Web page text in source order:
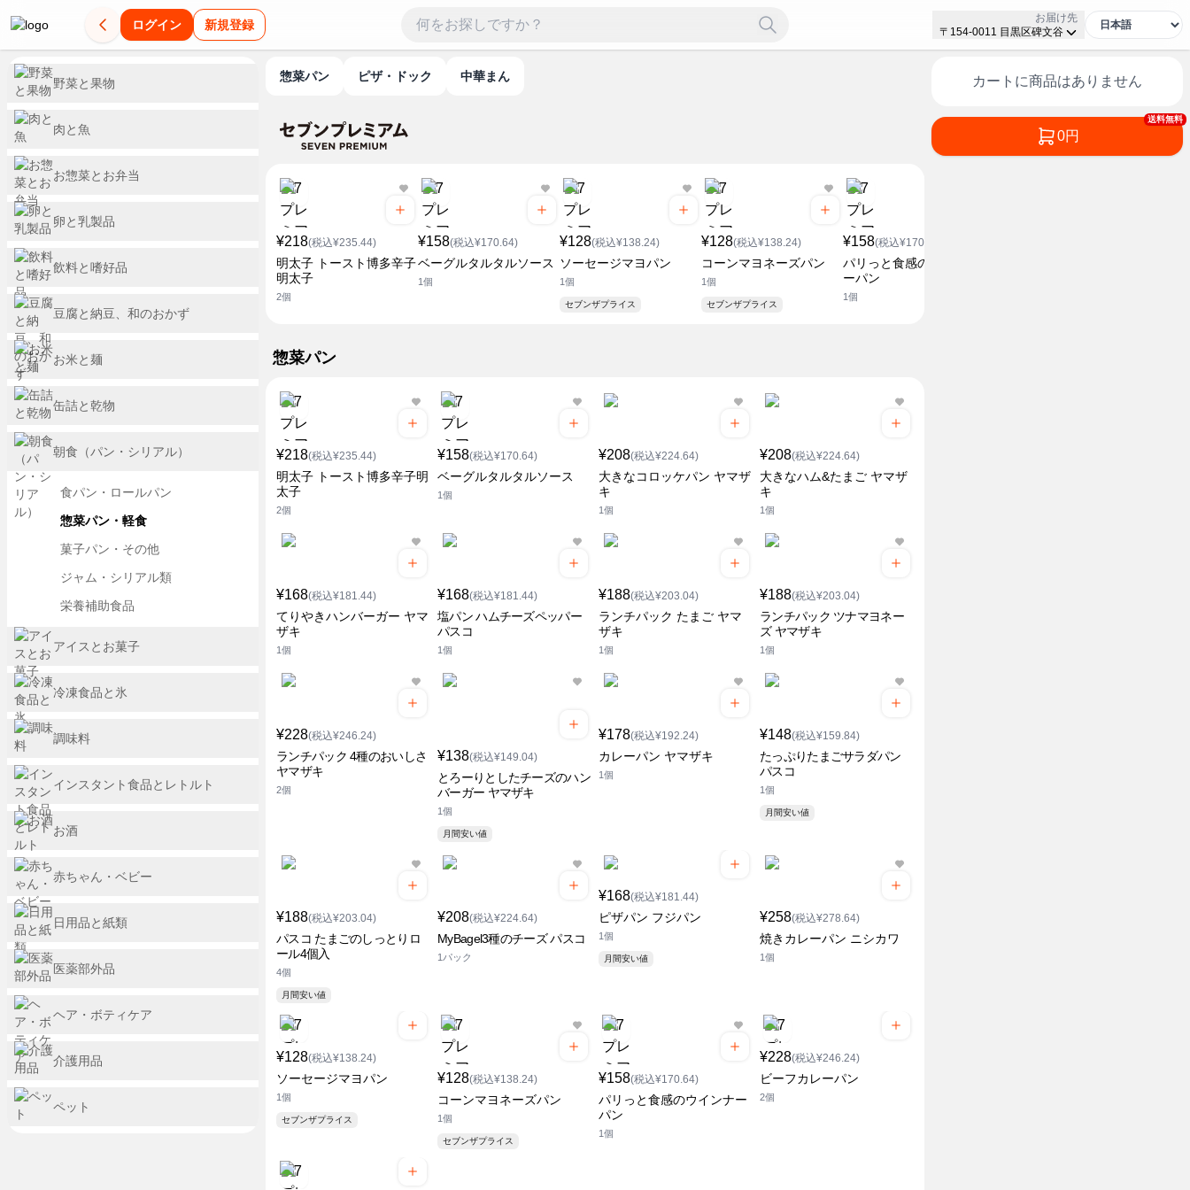
ログイン 新規登録
お届け先
〒154-0011 目黒区碑文谷
惣菜パン ピザ・ドック 中華まん
¥218(税込¥235.44)
明太子 トースト博多辛子
明太子
2個
¥158(税込¥170.64)
ベーグルタルタルソース
1個
¥128(税込¥138.24)
ソーセージマヨパン
1個
セブンザプライス
¥128(税込¥138.24)
コーンマヨネーズパン
1個
セブンザプライス
¥158(税込¥170.64)
パリっと食感のウインナ
ーパン
1個
惣菜パン
¥218(税込¥235.44)
明太子 トースト博多辛子明
太子
2個
¥158(税込¥170.64)
ベーグルタルタルソース
1個
¥208(税込¥224.64)
大きなコロッケパン ヤマザ
キ
1個
¥208(税込¥224.64)
大きなハム&たまご ヤマザ
キ
1個
¥168(税込¥181.44)
てりやきハンバーガー ヤマ
ザキ
1個
¥168(税込¥181.44)
塩パン ハムチーズペッパー
パスコ
1個
¥188(税込¥203.04)
ランチパック たまご ヤマ
ザキ
1個
¥188(税込¥203.04)
ランチパック ツナマヨネー
ズ ヤマザキ
1個
¥228(税込¥246.24)
ランチパック 4種のおいしさ
ヤマザキ
2個
¥138(税込¥149.04)
とろーりとしたチーズのハン
バーガー ヤマザキ
1個
月間安い値
¥178(税込¥192.24)
カレーパン ヤマザキ
1個
¥148(税込¥159.84)
たっぷりたまごサラダパン
パスコ
1個
月間安い値
¥188(税込¥203.04)
パスコ たまごのしっとりロ
ール4個入
4個
月間安い値
¥208(税込¥224.64)
MyBagel3種のチーズ パスコ
1パック
¥168(税込¥181.44)
ピザパン フジパン
1個
月間安い値
¥258(税込¥278.64)
焼きカレーパン ニシカワ
1個
¥128(税込¥138.24)
ソーセージマヨパン
1個
セブンザプライス
¥128(税込¥138.24)
コーンマヨネーズパン
1個
セブンザプライス
¥158(税込¥170.64)
パリっと食感のウインナー
パン
1個
¥228(税込¥246.24)
ビーフカレーパン
2個
カートに商品はありません
送料無料
0円
野菜と果物
肉と魚
お惣菜とお弁当
卵と乳製品
飲料と嗜好品
豆腐と納豆、和のおかず
お米と麺
缶詰と乾物
朝食（パン・シリアル）
食パン・ロールパン
惣菜パン・軽食
菓子パン・その他
ジャム・シリアル類
栄養補助食品
アイスとお菓子
冷凍食品と氷
調味料
インスタント食品とレトルト
お酒
赤ちゃん・ベビー
日用品と紙類
医薬部外品
ヘア・ボティケア
介護用品
ペット